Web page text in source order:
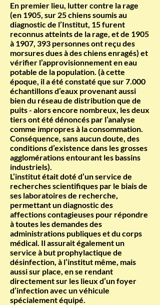
En premier lieu, lutter contre la rage
(en 1905, sur 25 chiens soumis au
diagnostic de l’Institut, 15 furent
reconnus atteints de la rage, et de 1905
à 1907, 393 personnes ont reçu des
morsures dues à des chiens enragés) et
vérifier l’approvisionnement en eau
potable de la population. (à cette
époque, il a été constaté que sur 7.000
échantillons d’eaux provenant aussi
bien du réseau de distribution que de
puits - alors encore nombreux, les deux
tiers ont été dénoncés par l’analyse
comme impropres à la consommation.
Conséquence, sans aucun doute, des
conditions d’existence dans les grosses
agglomérations entourant les bassins
industriels).
L’institut était doté d’un service de
recherches scientifiques par le biais de
ses laboratoires de recherche,
permettant un diagnostic des
affections contagieuses pour répondre
à toutes les demandes des
administrations publiques et du corps
médical. Il assurait également un
service à but prophylactique de
désinfection, à l’institut même, mais
aussi sur place, en se rendant
directement sur les lieux d’un foyer
d’infection avec un véhicule
spécialement équipé.